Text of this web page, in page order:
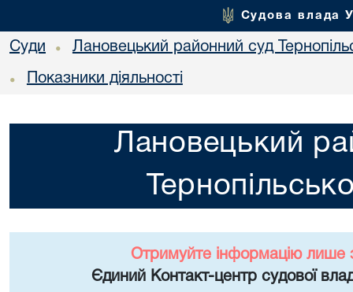
Судова влада
Суди • Лановецький районний суд
• Показники діяльності
Лановецький
Отримуйте інформацію лише
Єдиний Контакт-центр судової